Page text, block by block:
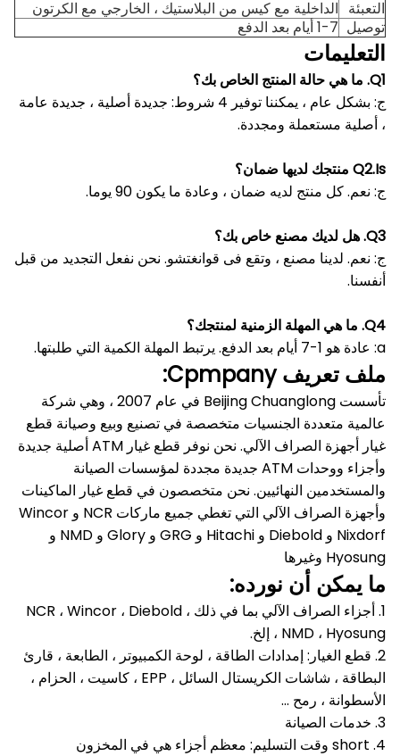
التعبئة الداخلية مع كيس من البلاستيك ، الخارجي مع الكرتون
توصيل 1-7 أيام بعد الدفع
التعليمات
Q1. ما هي حالة المنتج الخاص بك؟
ج: بشكل عام ، يمكننا توفير 4 شروط: جديدة أصلية ، جديدة عامة
، أصلية مستعملة ومجددة.
Q2.Is منتجك لديها ضمان؟
ج: نعم.كل منتج لديه ضمان ، وعادة ما يكون 90 يوما.
Q3. هل لديك مصنع خاص بك؟
ج: نعم. لدينا مصنع ، وتقع فى قوانغتشو. نحن نفعل التجديد من قبل
أنفسنا.
Q4. ما هي المهلة الزمنية لمنتجك؟
a: عادة هو 1-7 أيام بعد الدفع.
يرتبط المهلة الكمية التي طلبتها.
ملف تعريف Cpmpany:
تأسست Beijing Chuanglong في عام 2007 ، وهي شركة
عالمية متعددة الجنسيات متخصصة في تصنيع وبيع وصيانة قطع
غيار أجهزة الصراف الآلي.
نحن نوفر قطع غيار ATM أصلية جديدة
وأجزاء ووحدات ATM جديدة مجددة لمؤسسات الصيانة
والمستخدمين النهائيين. نحن متخصصون في قطع غيار الماكينات
وأجهزة الصراف الآلي التي تغطي جميع ماركات NCR و Wincor
Nixdorf و Diebold و Hitachi و GRG و Glory و NMD و
Hyosung وغيرها
ما يمكن أن نورده:
1. أجزاء الصراف الآلي بما في ذلك NCR ، Wincor ، Diebold ،
NMD ، Hyosung ، إلخ.
2. قطع الغيار: إمدادات الطاقة ، لوحة الكمبيوتر ، الطابعة ، قارئ
البطاقة ، شاشات الكريستال السائل ، EPP ، كاسيت ، الحزام ،
الأسطوانة ، رمح ...
3. خدمات الصيانة
4. short وقت التسليم: معظم أجزاء هي في المخزون